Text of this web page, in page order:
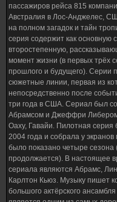
пассажиров рейса 815
Австралия в Лос-Анджелес,
на полном загадок и тайн
серия содержит как основную
второстепенную,
момент жизни (в первых трёх
прошлого и будущего). Серии
сюжетные линии, первая из
непосредственно после
три года в США. Сериал был
Абрамсом и Джеффри
Оаху, Гавайи. Пилотная серия
2004 года и собрала у
было показано четыре сезона
продолжается). В настоящее
сериала являются Абрамс,
Карлтон Кьюз. Музыку пишет
большого актёрского